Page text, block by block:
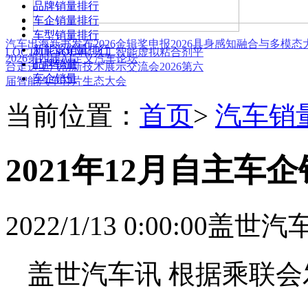
汽车出海新书发布2026金辑奖申报2026具身感知融合与多模态
2026第四届AI定义汽车论坛
LOCTITE SOLVE 人工智能虚拟粘合剂平
台走进上汽创新技术展示交流会2026第六
届智能汽车芯片生态大会
品牌销量排行
车企销量排行
车型销量排行
新能源销量排行
品牌销量
车企销量
当前位置： 首页> 汽车销
2021年12月自主车
2022/1/13 0:00:00盖世汽
盖世汽车讯 根据乘联